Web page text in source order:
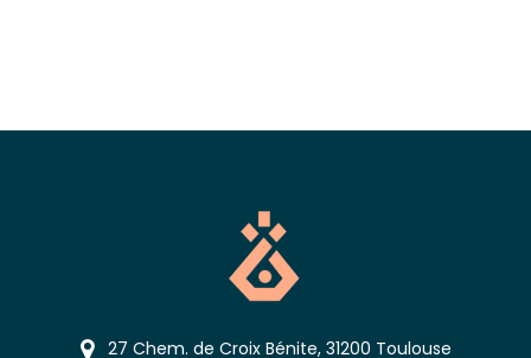
27 Chem. de Croix Bénite, 31200 Toulouse